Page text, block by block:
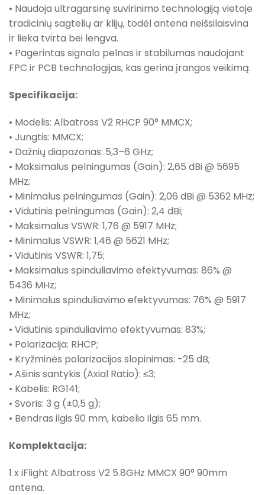
• Naudoja ultragarsinę suvirinimo technologiją vietoje
tradicinių sagtelių ar klijų, todėl antena neišsilaisvina
ir lieka tvirta bei lengva.
• Pagerintas signalo pelnas ir stabilumas naudojant
FPC ir PCB technologijas, kas gerina įrangos veikimą.
Specifikacija:
• Modelis: Albatross V2 RHCP 90° MMCX;
• Jungtis: MMCX;
• Dažnių diapazonas: 5,3–6 GHz;
• Maksimalus pelningumas (Gain): 2,65 dBi @ 5695
MHz;
• Minimalus pelningumas (Gain): 2,06 dBi @ 5362 MHz;
• Vidutinis pelningumas (Gain): 2,4 dBi;
• Maksimalus VSWR: 1,76 @ 5917 MHz;
• Minimalus VSWR: 1,46 @ 5621 MHz;
• Vidutinis VSWR: 1,75;
• Maksimalus spinduliavimo efektyvumas: 86% @
5436 MHz;
• Minimalus spinduliavimo efektyvumas: 76% @ 5917
MHz;
• Vidutinis spinduliavimo efektyvumas: 83%;
• Polarizacija: RHCP;
• Kryžminės polarizacijos slopinimas: -25 dB;
• Ašinis santykis (Axial Ratio): ≤3;
• Kabelis: RG141;
• Svoris: 3 g (±0,5 g);
• Bendras ilgis 90 mm, kabelio ilgis 65 mm.
Komplektacija:
1 x iFlight Albatross V2 5.8GHz MMCX 90° 90mm
antena.